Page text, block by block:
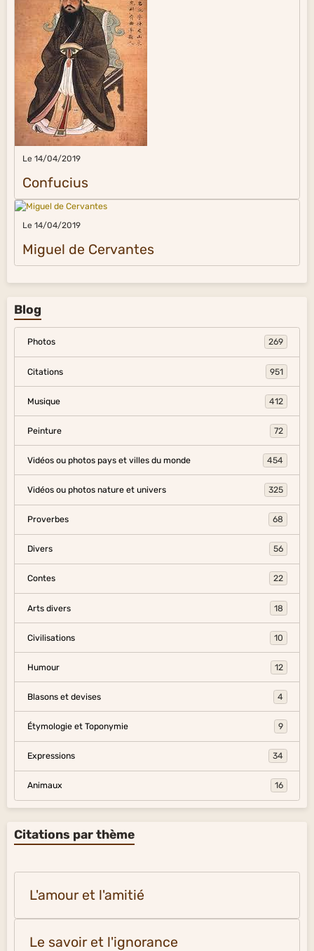
Le 14/04/2019
Confucius
Le 14/04/2019
Miguel de Cervantes
Blog
Photos 269
Citations 951
Musique 412
Peinture 72
Vidéos ou photos pays et villes du monde 454
Vidéos ou photos nature et univers 325
Proverbes 68
Divers 56
Contes 22
Arts divers 18
Civilisations 10
Humour 12
Blasons et devises 4
Étymologie et Toponymie 9
Expressions 34
Animaux 16
Citations par thème
L'amour et l'amitié
Le savoir et l'ignorance